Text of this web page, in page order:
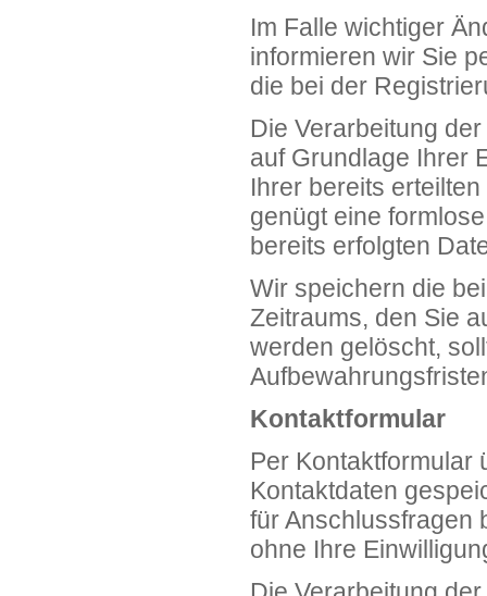
Im Falle wichtiger
informieren wir Sie
die bei der
Die Verarbeitung
auf Grundlage Ihrer
Ihrer bereits
genügt eine
bereits erfolgten
Wir speichern die
Zeitraums, den Sie
werden gelöscht,
Kontaktformular
Per Kontaktformular
Kontaktdaten
für Anschlussfragen
ohne Ihre